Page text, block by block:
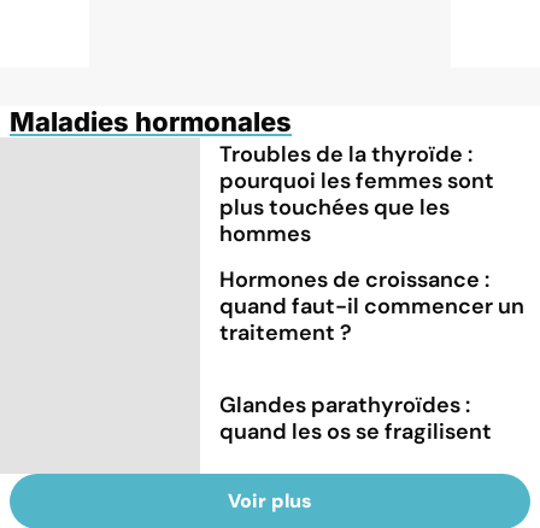
Maladies hormonales
Troubles de la thyroïde :
pourquoi les femmes sont
plus touchées que les
hommes
Hormones de croissance :
quand faut-il commencer un
traitement ?
Glandes parathyroïdes :
quand les os se fragilisent
Voir plus